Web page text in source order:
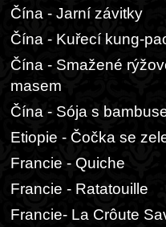
Čína - Jarní závitky
Čína - Kuřecí kung-
Čína - Smažené
masem
Čína - Sója s
Etiopie - Čočka se
Francie - Quiche
Francie - Ratatouille
Francie- La Crôute